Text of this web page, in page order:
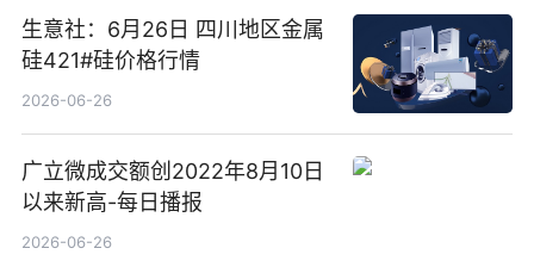
生意社：6月26日 四川地区金属
硅421#硅价格行情
2026-06-26
广立微成交额创2022年8月10日
以来新高-每日播报
2026-06-26